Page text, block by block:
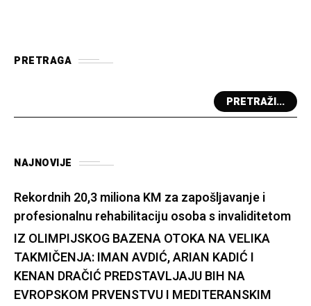
PRETRAGA
PRETRAŽI...
NAJNOVIJE
Rekordnih 20,3 miliona KM za zapošljavanje i
profesionalnu rehabilitaciju osoba s invaliditetom
IZ OLIMPIJSKOG BAZENA OTOKA NA VELIKA
TAKMIČENJA: IMAN AVDIĆ, ARIAN KADIĆ I
KENAN DRAČIĆ PREDSTAVLJAJU BIH NA
EVROPSKOM PRVENSTVU I MEDITERANSKIM